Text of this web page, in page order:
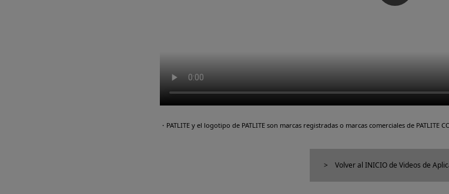
・PATLITE y el logotipo de PATLITE son marcas registradas o marcas comerciales de PATLITE
Volver al INICIO de Videos de